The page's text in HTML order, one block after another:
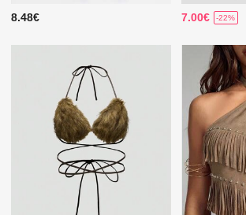
8.48€ 7.00€ -22%